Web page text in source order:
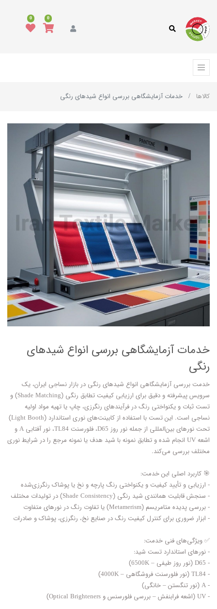
0
0
کالاها خدمات آزمایشگاهی بررسی انواع شیدهای رنگی
خدمات آزمایشگاهی بررسی انواع شیدهای
رنگی
خدمت بررسی آزمایشگاهی انواع شیدهای رنگی در بازار نساجی ایران، یک
سرویس پیشرفته و دقیق برای ارزیابی کیفیت تطابق رنگی (Shade Matching) و
تست ثبات و یکنواختی رنگ در فرآیندهای رنگرزی، چاپ یا تهیه مواد اولیه
نساجی است. این تست با استفاده از کابینت‌های نوری استاندارد (Light Booth)
تحت نورهای بین‌المللی از جمله نور روز D65، فلورسنت TL84، نور آفتابی A و
اشعه UV انجام شده و تطابق نمونه با شید هدف یا نمونه مرجع را در شرایط نوری
مختلف بررسی می‌کند.
🎯 کاربرد اصلی این خدمت:
- ارزیابی و تأیید کیفیت و یکنواختی رنگ پارچه و نخ یا پوشاک رنگرزی‌شده
- سنجش قابلیت همانندی شید رنگی (Shade Consistency) در تولیدات مختلف
- بررسی پدیده متامریسم (Metamerism) یا تفاوت رنگ در نورهای متفاوت
- ابزار ضروری برای کنترل کیفیت رنگ در صنایع نخ، رنگرزی، پوشاک و صادرات
✅ ویژگی‌های فنی خدمت:
- نورهای استاندارد تست شید:
- D65 (نور روز طیفی – 6500K)
- TL84 (نور فلورسنت فروشگاهی – 4000K)
- A (نور تنگستن – خانگی)
- UV (اشعه فرابنفش – بررسی فلورسنس و Optical Brighteners)